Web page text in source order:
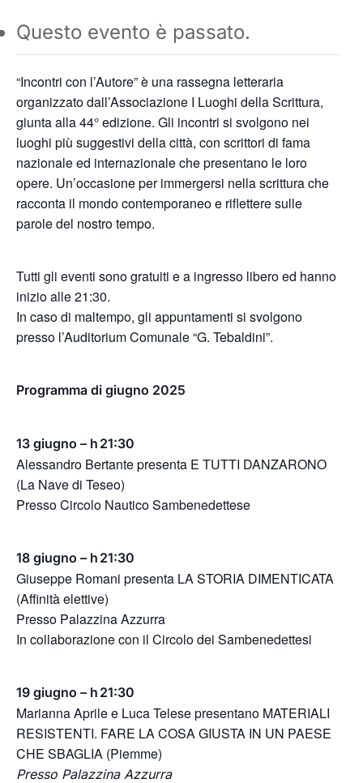
Questo evento è passato.
“Incontri con l’Autore” è una rassegna letteraria
organizzato dall’Associazione I Luoghi della Scrittura,
giunta alla 44° edizione. Gli incontri si svolgono nei
luoghi più suggestivi della città, con scrittori di fama
nazionale ed internazionale che presentano le loro
opere. Un’occasione per immergersi nella scrittura che
racconta il mondo contemporaneo e riflettere sulle
parole del nostro tempo.
Tutti gli eventi sono gratuiti e a ingresso libero ed hanno
inizio alle 21:30.
In caso di maltempo, gli appuntamenti si svolgono
presso l’Auditorium Comunale “G. Tebaldini”.
Programma di giugno 2025
13 giugno – h 21:30
Alessandro Bertante presenta E TUTTI DANZARONO
(La Nave di Teseo)
Presso Circolo Nautico Sambenedettese
18 giugno – h 21:30
Giuseppe Romani presenta LA STORIA DIMENTICATA
(Affinità elettive)
Presso Palazzina Azzurra
In collaborazione con il Circolo dei Sambenedettesi
19 giugno – h 21:30
Marianna Aprile e Luca Telese presentano MATERIALI
RESISTENTI. FARE LA COSA GIUSTA IN UN PAESE
CHE SBAGLIA (Piemme)
Presso Palazzina Azzurra